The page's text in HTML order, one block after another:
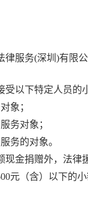
律服务(深圳)有限
以下特定人员的
象；
务对象；
务的对象。
现金捐赠外，法律
元（含）以下的